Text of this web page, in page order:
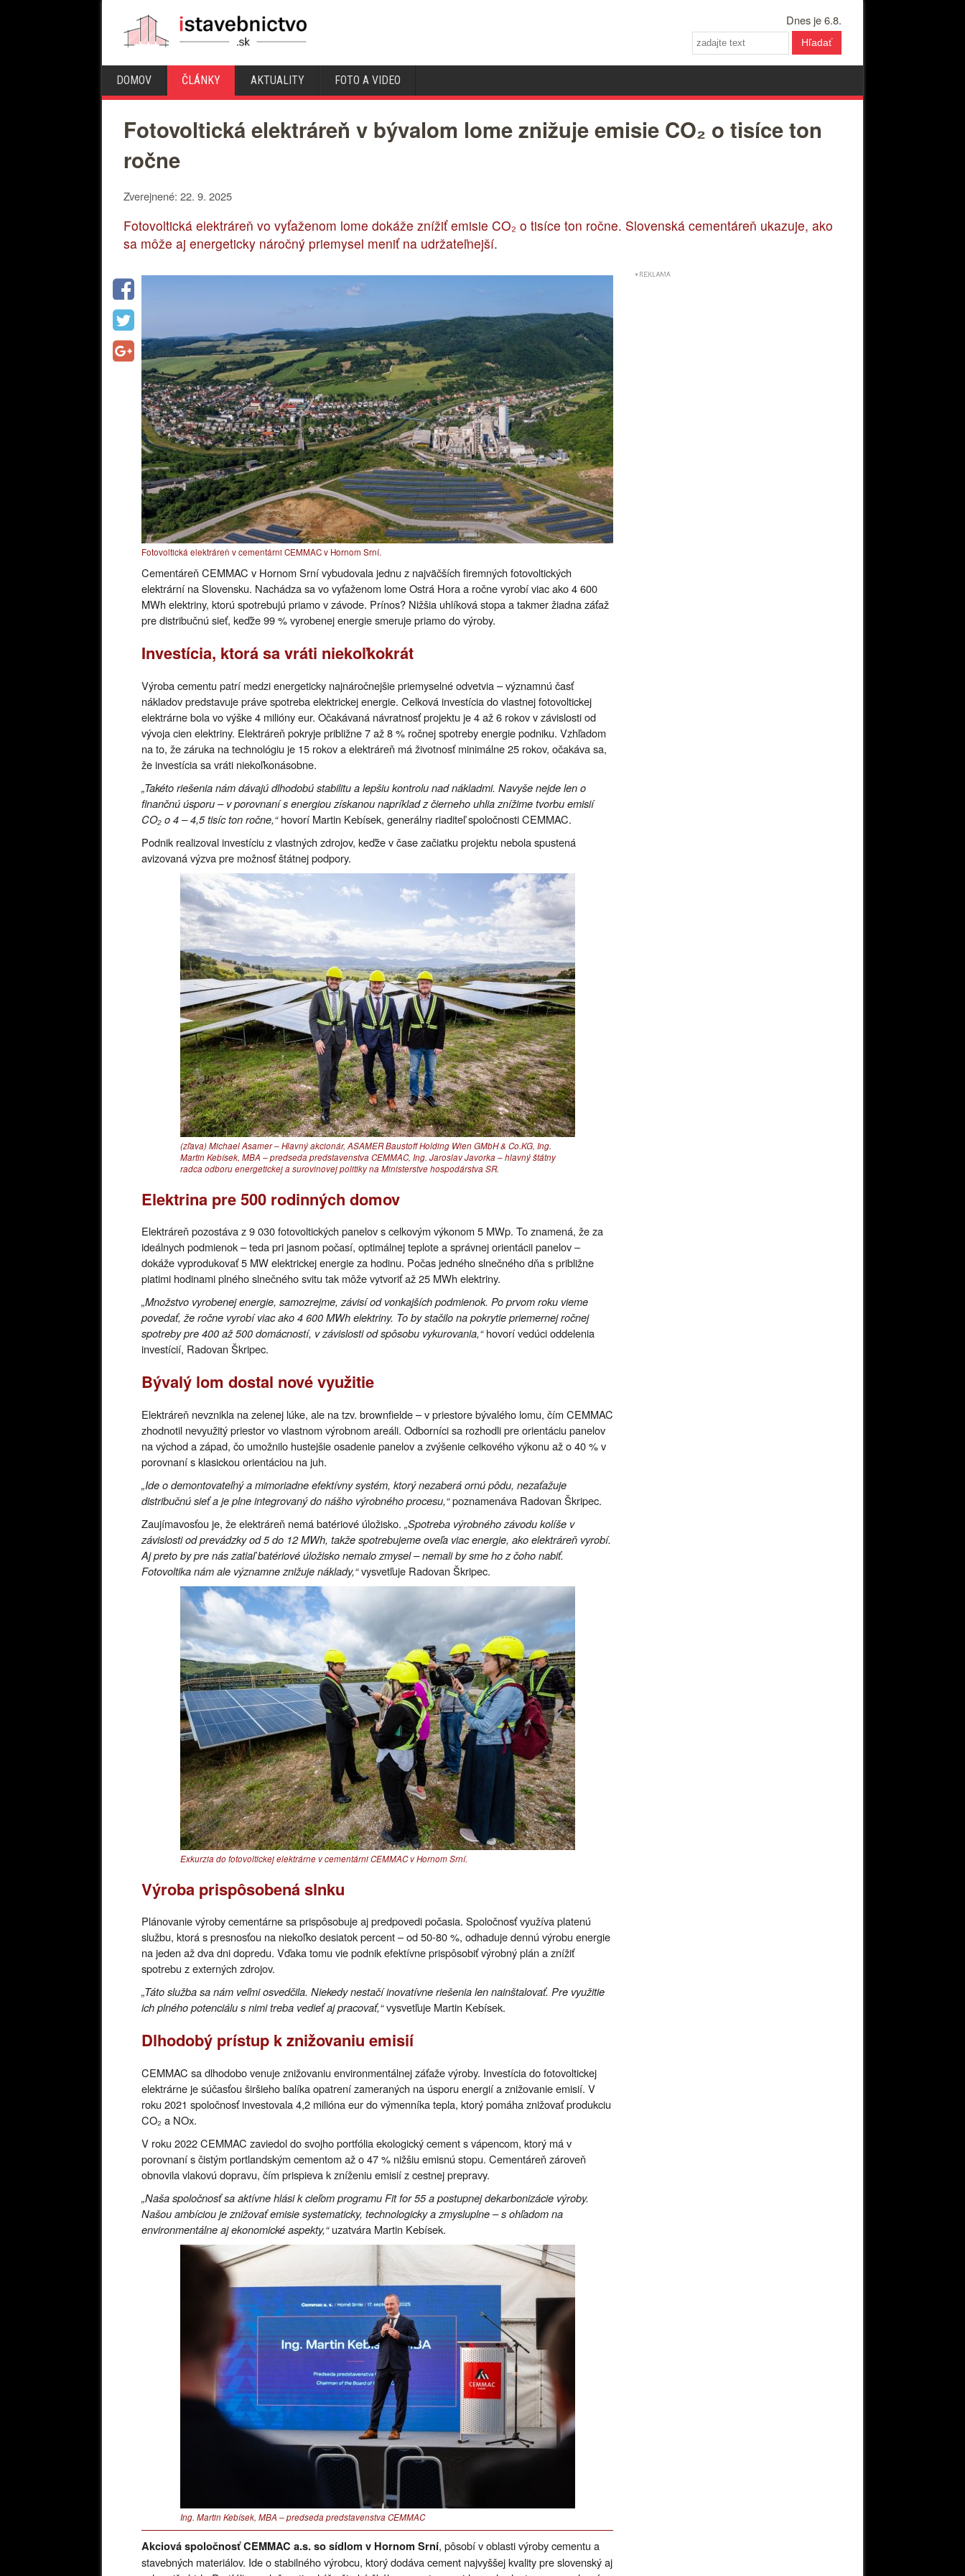
Dnes je 6.8.
Hľadať
DOMOV ČLÁNKY AKTUALITY FOTO A VIDEO
Fotovoltická elektráreň v bývalom lome znižuje emisie CO₂ o tisíce ton
ročne
Zverejnené: 22. 9. 2025
Fotovoltická elektráreň vo vyťaženom lome dokáže znížiť emisie CO₂ o tisíce ton ročne. Slovenská cementáreň ukazuje, ako
sa môže aj energeticky náročný priemysel meniť na udržateľnejší.
Fotovoltická elektráreň v cementárni CEMMAC v Hornom Srní.
Cementáreň CEMMAC v Hornom Srní vybudovala jednu z najväčších firemných fotovoltických
elektrární na Slovensku. Nachádza sa vo vyťaženom lome Ostrá Hora a ročne vyrobí viac ako 4 600
MWh elektriny, ktorú spotrebujú priamo v závode. Prínos? Nižšia uhlíková stopa a takmer žiadna záťaž
pre distribučnú sieť, keďže 99 % vyrobenej energie smeruje priamo do výroby.
Investícia, ktorá sa vráti niekoľkokrát
Výroba cementu patrí medzi energeticky najnáročnejšie priemyselné odvetvia – významnú časť
nákladov predstavuje práve spotreba elektrickej energie. Celková investícia do vlastnej fotovoltickej
elektrárne bola vo výške 4 milióny eur. Očakávaná návratnosť projektu je 4 až 6 rokov v závislosti od
vývoja cien elektriny. Elektráreň pokryje približne 7 až 8 % ročnej spotreby energie podniku. Vzhľadom
na to, že záruka na technológiu je 15 rokov a elektráreň má životnosť minimálne 25 rokov, očakáva sa,
že investícia sa vráti niekoľkonásobne.
„Takéto riešenia nám dávajú dlhodobú stabilitu a lepšiu kontrolu nad nákladmi. Navyše nejde len o
finančnú úsporu – v porovnaní s energiou získanou napríklad z čierneho uhlia znížime tvorbu emisií
CO₂ o 4 – 4,5 tisíc ton ročne,“hovorí Martin Kebísek, generálny riaditeľ spoločnosti CEMMAC.
Podnik realizoval investíciu z vlastných zdrojov, keďže v čase začiatku projektu nebola spustená
avizovaná výzva pre možnosť štátnej podpory.
(zľava) Michael Asamer – Hlavný akcionár, ASAMER Baustoff Holding Wien GMbH & Co.KG, Ing.
Martin Kebísek, MBA – predseda predstavenstva CEMMAC, Ing. Jaroslav Javorka – hlavný štátny
radca odboru energetickej a surovinovej politiky na Ministerstve hospodárstva SR.
Elektrina pre 500 rodinných domov
Elektráreň pozostáva z 9 030 fotovoltických panelov s celkovým výkonom 5 MWp. To znamená, že za
ideálnych podmienok – teda pri jasnom počasí, optimálnej teplote a správnej orientácii panelov –
dokáže vyprodukovať 5 MW elektrickej energie za hodinu. Počas jedného slnečného dňa s približne
piatimi hodinami plného slnečného svitu tak môže vytvoriť až 25 MWh elektriny.
„Množstvo vyrobenej energie, samozrejme, závisí od vonkajších podmienok. Po prvom roku vieme
povedať, že ročne vyrobí viac ako 4 600 MWh elektriny. To by stačilo na pokrytie priemernej ročnej
spotreby pre 400 až 500 domácností, v závislosti od spôsobu vykurovania,“hovorí vedúci oddelenia
investícií, Radovan Škripec.
Bývalý lom dostal nové využitie
Elektráreň nevznikla na zelenej lúke, ale na tzv. brownfielde – v priestore bývalého lomu, čím CEMMAC
zhodnotil nevyužitý priestor vo vlastnom výrobnom areáli. Odborníci sa rozhodli pre orientáciu panelov
na východ a západ, čo umožnilo hustejšie osadenie panelov a zvýšenie celkového výkonu až o 40 % v
porovnaní s klasickou orientáciou na juh.
„Ide o demontovateľný a mimoriadne efektívny systém, ktorý nezaberá ornú pôdu, nezaťažuje
distribučnú sieť a je plne integrovaný do nášho výrobného procesu,“poznamenáva Radovan Škripec.
Zaujímavosťou je, že elektráreň nemá batériové úložisko. „Spotreba výrobného závodu kolíše v
závislosti od prevádzky od 5 do 12 MWh, takže spotrebujeme oveľa viac energie, ako elektráreň vyrobí.
Aj preto by pre nás zatiaľ batériové úložisko nemalo zmysel – nemali by sme ho z čoho nabiť.
Fotovoltika nám ale významne znižuje náklady,“vysvetľuje Radovan Škripec.
Exkurzia do fotovoltickej elektrárne v cementárni CEMMAC v Hornom Srní.
Výroba prispôsobená slnku
Plánovanie výroby cementárne sa prispôsobuje aj predpovedi počasia. Spoločnosť využíva platenú
službu, ktorá s presnosťou na niekoľko desiatok percent – od 50-80 %, odhaduje dennú výrobu energie
na jeden až dva dni dopredu. Vďaka tomu vie podnik efektívne prispôsobiť výrobný plán a znížiť
spotrebu z externých zdrojov.
„Táto služba sa nám veľmi osvedčila. Niekedy nestačí inovatívne riešenia len nainštalovať. Pre využitie
ich plného potenciálu s nimi treba vedieť aj pracovať,“vysvetľuje Martin Kebísek.
Dlhodobý prístup k znižovaniu emisií
CEMMAC sa dlhodobo venuje znižovaniu environmentálnej záťaže výroby. Investícia do fotovoltickej
elektrárne je súčasťou širšieho balíka opatrení zameraných na úsporu energií a znižovanie emisií. V
roku 2021 spoločnosť investovala 4,2 milióna eur do výmenníka tepla, ktorý pomáha znižovať produkciu
CO₂ a NOx.
V roku 2022 CEMMAC zaviedol do svojho portfólia ekologický cement s vápencom, ktorý má v
porovnaní s čistým portlandským cementom až o 47 % nižšiu emisnú stopu. Cementáreň zároveň
obnovila vlakovú dopravu, čím prispieva k zníženiu emisií z cestnej prepravy.
„Naša spoločnosť sa aktívne hlási k cieľom programu Fit for 55 a postupnej dekarbonizácie výroby.
Našou ambíciou je znižovať emisie systematicky, technologicky a zmysluplne – s ohľadom na
environmentálne aj ekonomické aspekty,“uzatvára Martin Kebísek.
Ing. Martin Kebísek, MBA – predseda predstavenstva CEMMAC
Akciová spoločnosť CEMMAC a.s. so sídlom v Hornom Srní, pôsobí v oblasti výroby cementu a
stavebných materiálov. Ide o stabilného výrobcu, ktorý dodáva cement najvyššej kvality pre slovenský aj